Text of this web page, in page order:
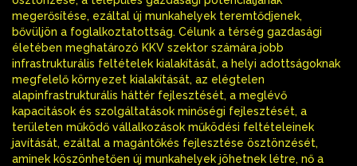
megerősítése, ezáltal új munkahelyek teremtődjenek,
bővüljön a foglalkoztatottság. Célunk a térség gazdasági
életében meghatározó KKV szektor számára jobb
infrastrukturális feltételek kialakítását, a helyi adottságoknak
megfelelő környezet kialakítását, az elégtelen
alapinfrastrukturális háttér fejlesztését, a meglévő
kapacitások és szolgáltatások minőségi fejlesztését, a
területen működő vállalkozások működési feltételeinek
javítását, ezáltal a magántőkés fejlesztése ösztönzését,
aminek köszönhetően új munkahelyek jöhetnek létre, nő a